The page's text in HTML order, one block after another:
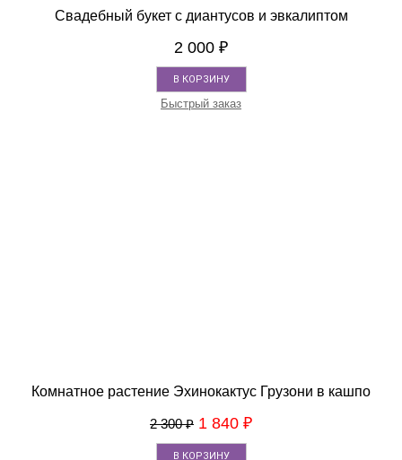
Свадебный букет с диантусов и эвкалиптом
2 000 ₽
В КОРЗИНУ
Быстрый заказ
Комнатное растение Эхинокактус Грузони в кашпо
2 300₽ 1 840 ₽
В КОРЗИНУ